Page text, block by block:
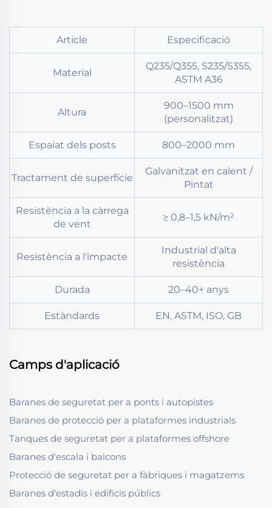
Article Especificació
Material
Q235/Q355, S235/S355,
ASTM A36
Altura
900–1500 mm
(personalitzat)
Espaiat dels posts 800–2000 mm
Tractament de superfície
Galvanitzat en calent /
Pintat
Resistència a la càrrega
de vent
≥ 0,8–1,5 kN/m²
Resistència a l'impacte
Industrial d'alta
resistència
Durada 20–40+ anys
Estàndards EN, ASTM, ISO, GB
Camps d'aplicació
Baranes de seguretat per a ponts i autopistes
Baranes de protecció per a plataformes industrials
Tanques de seguretat per a plataformes offshore
Baranes d'escala i balcons
Protecció de seguretat per a fàbriques i magatzems
Baranes d'estadis i edificis públics